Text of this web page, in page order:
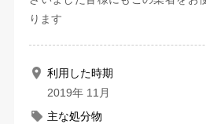
ります
利用した時期
2019年 11月
主な処分物